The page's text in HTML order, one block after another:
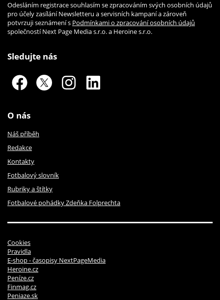
Odesláním registrace souhlasím se zpracováním svých osobních údajů
pro účely zasílání Newsletteru a servisních kampaní a zároveň
potvrzuji seznámení s Podmínkami o zpracování osobních údajů
společností Next Page Media s.r.o. a Heroine s.r.o.
Sledujte nás
O nás
Náš příběh
Redakce
Kontakty
Fotbalový slovník
Rubriky a štítky
Fotbalové pohádky Zdeňka Folprechta
Cookies
Pravidla
E-shop - časopisy NextPageMedia
Heroine.cz
Peníze.cz
Finmag.cz
Peniaze.sk